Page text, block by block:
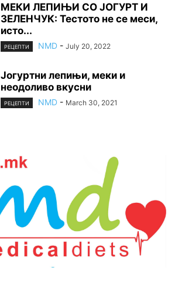
МЕКИ ЛЕПИЊИ СО ЈОГУРТ И
ЗЕЛЕНЧУК: Тестото не се меси,
исто...
РЕЦЕПТИ NMD - July 20, 2022
Јогуртни лепињи, меки и
неодоливо вкусни
РЕЦЕПТИ NMD - March 30, 2021